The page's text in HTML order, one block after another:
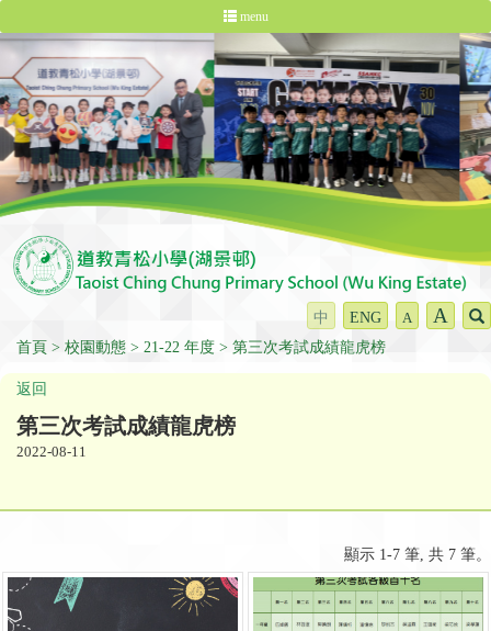
menu
中 ENG A A
首頁 校園動態 21-22 年度 第三次考試成績龍虎榜
返回
第三次考試成績龍虎榜
2022-08-11
顯示 1-7 筆, 共 7 筆。